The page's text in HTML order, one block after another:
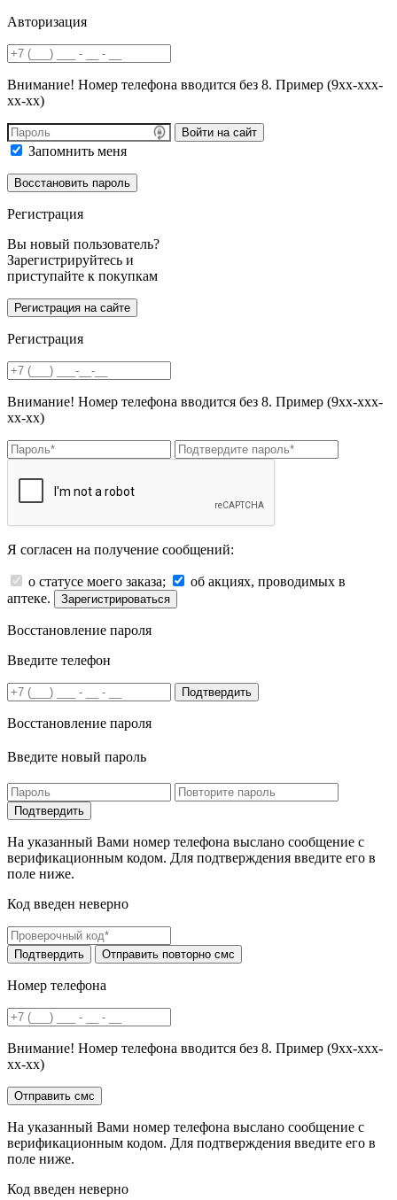
Авторизация
Внимание! Номер телефона вводится без 8. Пример (9хх-ххх-
хх-хх)
Войти на сайт
Запомнить меня
Регистрация
Вы новый пользователь?
Зарегистрируйтесь и
приступайте к покупкам
Регистрация
Внимание! Номер телефона вводится без 8. Пример (9хх-ххх-
хх-хх)
Я согласен на получение сообщений:
о статусе моего заказа;
об акциях, проводимых в
аптеке.
Зарегистрироваться
Восстановление пароля
Введите телефон
Подтвердить
Восстановление пароля
Введите новый пароль
На указанный Вами номер телефона выслано сообщение с
верификационным кодом. Для подтверждения введите его в
поле ниже.
Код введен неверно
Номер телефона
Внимание! Номер телефона вводится без 8. Пример (9хх-ххх-
хх-хх)
На указанный Вами номер телефона выслано сообщение с
верификационным кодом. Для подтверждения введите его в
поле ниже.
Код введен неверно